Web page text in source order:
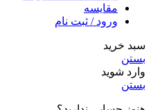
مقایسه
ورود / ثبت نام
سبد خرید
بستن
وارد شوید
بستن